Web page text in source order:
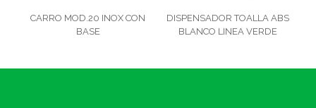
CARRO MOD.20 INOX CON
BASE
DISPENSADOR TOALLA ABS
BLANCO LINEA VERDE